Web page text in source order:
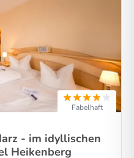
Fabelhaft
- im idyllischen
Heikenberg